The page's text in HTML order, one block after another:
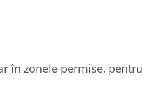
în zonele permise, pentru